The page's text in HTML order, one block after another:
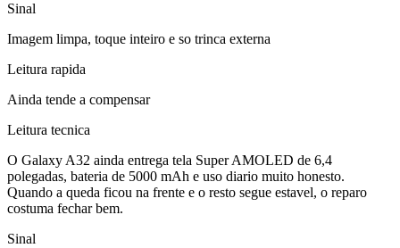
Sinal
Imagem limpa, toque inteiro e so trinca externa
Leitura rapida
Ainda tende a compensar
Leitura tecnica
O Galaxy A32 ainda entrega tela Super AMOLED de 6,4
polegadas, bateria de 5000 mAh e uso diario muito honesto.
Quando a queda ficou na frente e o resto segue estavel, o reparo
costuma fechar bem.
Sinal